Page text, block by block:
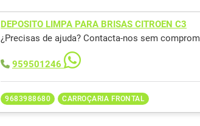
DEPOSITO LIMPA PARA BRISAS CITROEN C3
¿Precisas de ajuda? Contacta-nos sem
959501246
9683988680 CARROÇARIA FRONTAL